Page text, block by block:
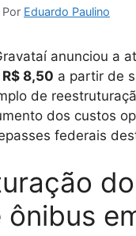
Por Eduardo Paulino
anunciou a
R$ 8,50 a partir de
de
dos custos
federais